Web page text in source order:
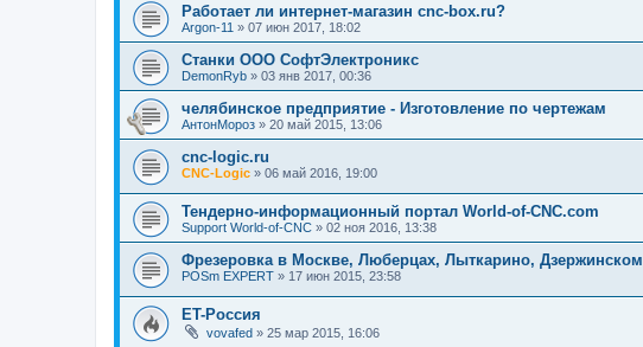
Работает ли интернет-магазин cnc-box.ru?
Argon-11 » 07 июн 2017, 18:02
Станки ООО СофтЭлектроникс
DemonRyb » 03 янв 2017, 00:36
челябинское предприятие - Изготовление по чертежам
АнтонМороз » 20 май 2015, 13:06
cnc-logic.ru
CNC-Logic » 06 май 2016, 19:00
Тендерно-информационный портал World-of-CNC.com
Support World-of-CNC » 02 ноя 2016, 13:38
Фрезеровка в Москве, Люберцах, Лыткарино, Дзержинском
POSm EXPERT » 17 июн 2015, 23:58
ET-Россия
vovafed » 25 мар 2015, 16:06